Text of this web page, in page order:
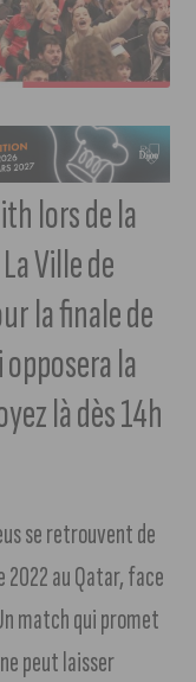
lors de la
Ville de
la finale de
la
là dès 14h
se retrouvent de
2022 au Qatar, face
match qui promet
peut laisser